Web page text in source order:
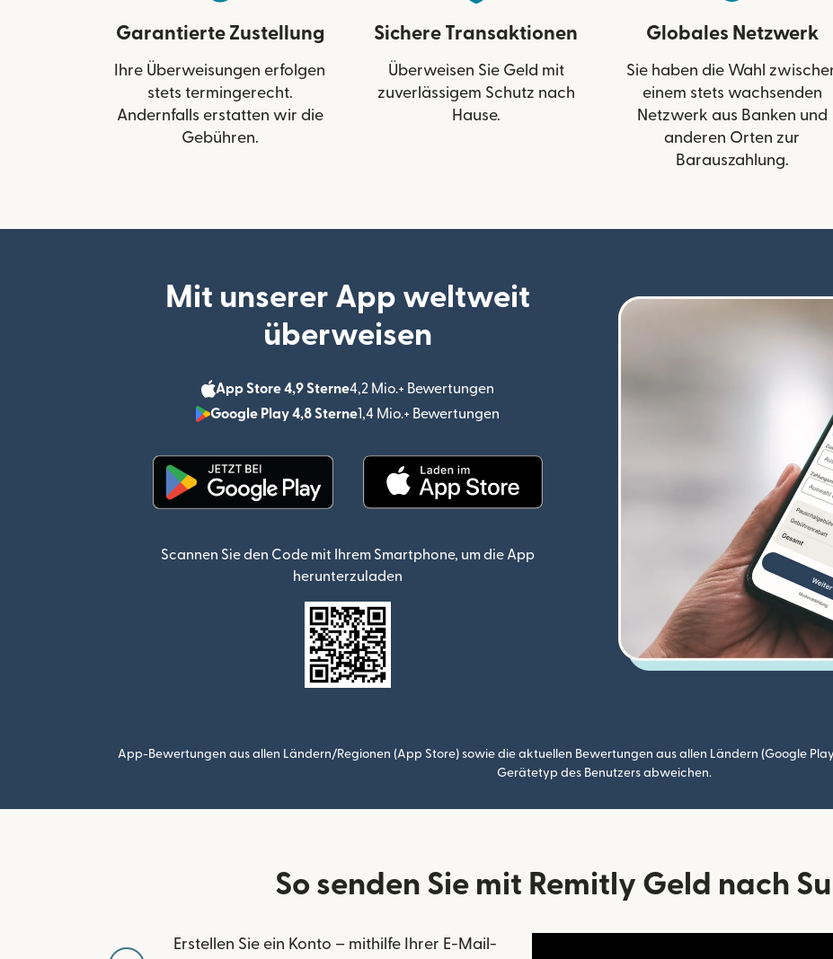
Garantierte Zustellung
Ihre Überweisungen erfolgen
stets termingerecht.
Andernfalls erstatten wir die
Gebühren.
Sichere Transaktionen
Überweisen Sie Geld mit
zuverlässigem Schutz nach
Hause.
Globales Netzwerk
Sie haben die Wahl
einem stets wachsenden
Netzwerk aus Banken und
anderen Orten zur
Barauszahlung.
Mit unserer App weltweit
überweisen
App Store 4,9 Sterne4,2 Mio.+ Bewertungen
Google Play 4,8 Sterne1,4 Mio.+ Bewertungen
Scannen Sie den Code mit Ihrem Smartphone, um die App
herunterzuladen
App-Bewertungen aus allen Ländern/Regionen (App Store) sowie die aktuellen Bewertungen aus allen Ländern (Google
Gerätetyp des Benutzers abweichen.
So senden Sie mit Remitly Geld nach
Erstellen Sie ein Konto – mithilfe Ihrer E-Mail-